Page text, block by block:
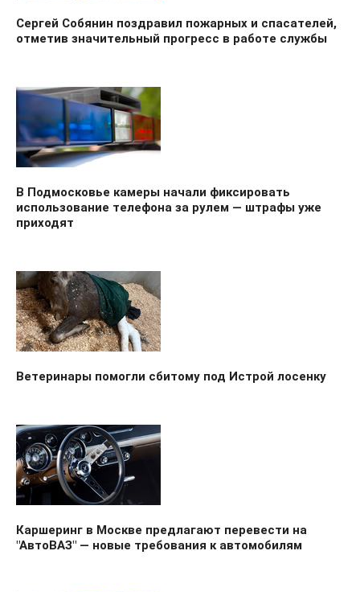
Сергей Собянин поздравил пожарных и спасателей,
отметив значительный прогресс в работе службы
В Подмосковье камеры начали фиксировать
использование телефона за рулем — штрафы уже
приходят
Ветеринары помогли сбитому под Истрой лосенку
Каршеринг в Москве предлагают перевести на
"АвтоВАЗ" — новые требования к автомобилям